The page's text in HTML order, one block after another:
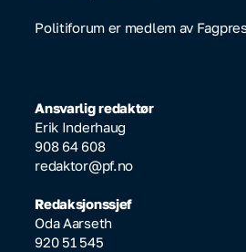
Politiforum er medlem av
Ansvarlig redaktør
Erik Inderhaug
908 64 608
redaktor@pf.no
Redaksjonssjef
Oda Aarseth
920 51 545